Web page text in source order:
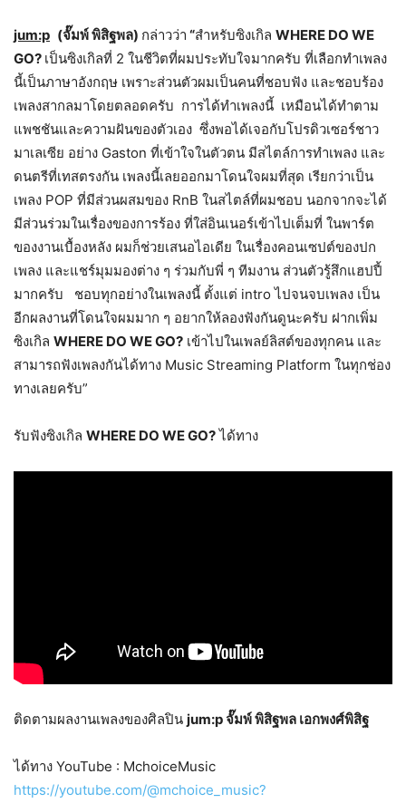
jum:p (จั๊มพ์ พิสิฐพล) กล่าวว่า “สำหรับซิงเกิล WHERE DO WE
GO? เป็นซิงเกิลที่ 2 ในชีวิตที่ผมประทับใจมากครับ ที่เลือกทำเพลง
นี้เป็นภาษาอังกฤษ เพราะส่วนตัวผมเป็นคนที่ชอบฟัง และชอบร้อง
เพลงสากลมาโดยตลอดครับ การได้ทำเพลงนี้ เหมือนได้ทำตาม
แพชชันและความฝันของตัวเอง ซึ่งพอได้เจอกับโปรดิวเซอร์ชาว
มาเลเซีย อย่าง Gaston ที่เข้าใจในตัวตน มีสไตล์การทำเพลง และ
ดนตรีที่เทสตรงกัน เพลงนี้เลยออกมาโดนใจผมที่สุด เรียกว่าเป็น
เพลง POP ที่มีส่วนผสมของ RnB ในสไตล์ที่ผมชอบ นอกจากจะได้
มีส่วนร่วมในเรื่องของการร้อง ที่ใส่อินเนอร์เข้าไปเต็มที่ ในพาร์ต
ของงานเบื้องหลัง ผมก็ช่วยเสนอไอเดีย ในเรื่องคอนเซปต์ของปก
เพลง และแชร์มุมมองต่าง ๆ ร่วมกับพี่ ๆ ทีมงาน ส่วนตัวรู้สึกแฮปปี้
มากครับ ชอบทุกอย่างในเพลงนี้ ตั้งแต่ intro ไปจนจบเพลง เป็น
อีกผลงานที่โดนใจผมมาก ๆ อยากให้ลองฟังกันดูนะครับ ฝากเพิ่ม
ซิงเกิล WHERE DO WE GO? เข้าไปในเพลย์ลิสต์ของทุกคน และ
สามารถฟังเพลงกันได้ทาง Music Streaming Platform ในทุกช่อง
ทางเลยครับ”
รับฟังซิงเกิล WHERE DO WE GO?ได้ทาง
ติดตามผลงานเพลงของศิลปิน jum:p จั๊มพ์ พิสิฐพล เอกพงศ์พิสิฐ
ได้ทาง YouTube : MchoiceMusic
https://youtube.com/@mchoice_music?